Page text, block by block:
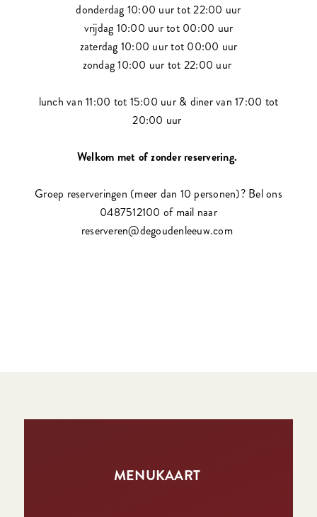
donderdag 10:00 uur tot 22:00 uur
vrijdag 10:00 uur tot 00:00 uur
zaterdag 10:00 uur tot 00:00 uur
zondag 10:00 uur tot 22:00 uur
lunch van 11:00 tot 15:00 uur & diner van 17:00 tot
20:00 uur
Welkom met of zonder reservering.
Groep reserveringen (meer dan 10 personen)? Bel ons
0487512100 of mail naar
reserveren@degoudenleeuw.com
MENUKAART